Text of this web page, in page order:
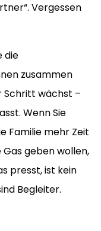
Vergessen
die
zusammen
Schritt wächst –
Wenn Sie
Familie mehr Zeit
Gas geben wollen,
presst, ist kein
Begleiter.